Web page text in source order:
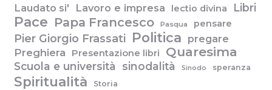
Laudato si' Lavoro e impresa lectio divina Libri
Pace Papa Francesco Pasqua pensare
Pier Giorgio Frassati Politica pregare
Preghiera
Presentazione libri Quaresima
Scuola e università sinodalità Sinodo speranza
Spiritualità Storia